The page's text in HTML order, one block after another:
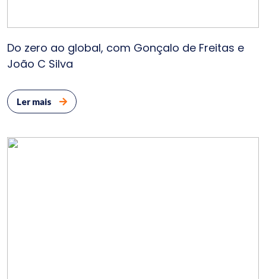
Do zero ao global, com Gonçalo de Freitas e
João C Silva
Ler mais